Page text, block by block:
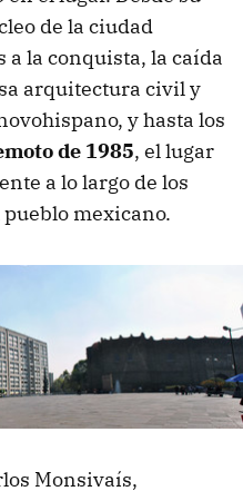
de la ciudad
a la conquista, la caída
arquitectura civil y
y hasta los
de 1985, el lugar
a lo largo de los
mexicano.
Monsivaís,